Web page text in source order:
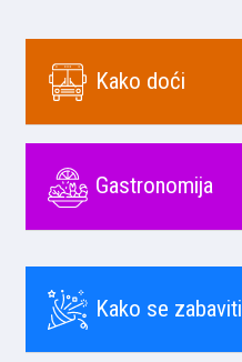
Kako doći
Gastronomija
Kako se zabaviti